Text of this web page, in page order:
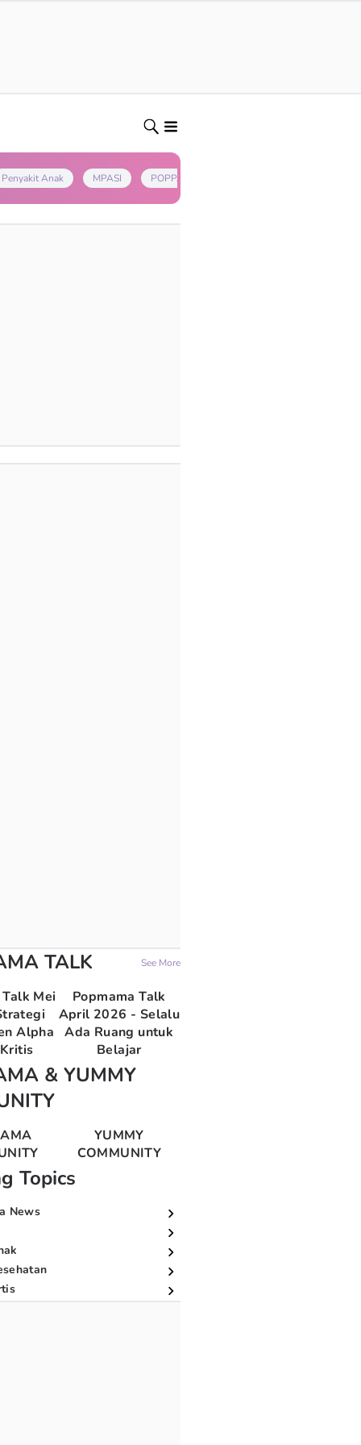
Penyakit Anak MPASI POPPAPA
TALK See More
Mei
Alpha
Popmama Talk
April 2026 - Selalu
Ada Ruang untuk
Belajar
& YUMMY
YUMMY
COMMUNITY
Topics
News